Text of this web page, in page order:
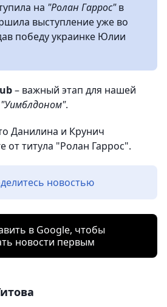
на "Ролан Гаррос"в
выступление уже во
победу украинке Юлии
– важный этап для нашей
"Уимблдоном".
Данилина и Крунич
от титула "Ролан Гаррос".
новостью
в Google, чтобы
новости первым